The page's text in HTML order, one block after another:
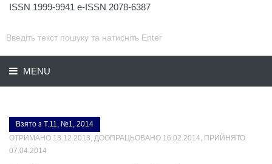
ISSN 1999-9941 e-ISSN 2078-6387
MENU
Взято з Т.11, №1, 2014
ОТРИМАНО 13.12.2013, ДООПРАЦЬОВАНО 16.02.2014, ПРИЙНЯТО
07.04.2014